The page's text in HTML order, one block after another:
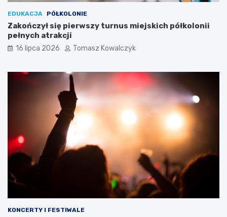
EDUKACJA PÓŁKOLONIE
Zakończył się pierwszy turnus miejskich półkolonii
pełnych atrakcji
16 lipca 2026 Tomasz Kowalczyk
KONCERTY I FESTIWALE